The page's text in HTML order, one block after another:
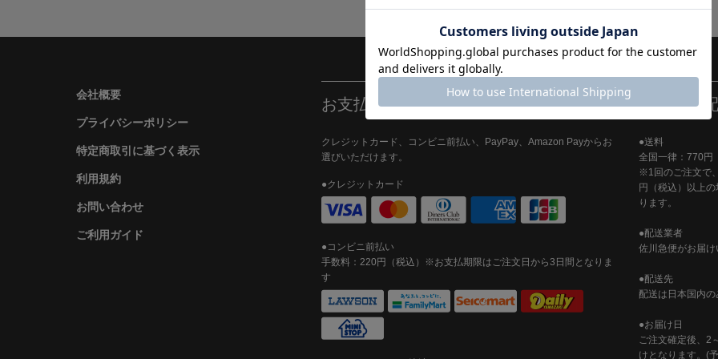
会社概要
プライバシーポリシー
特定商取引に基づく表示
利用規約
お問い合わせ
ご利用ガイド
お支払い方法について
クレジットカード、コンビニ前払い、PayPay、Amazon Payからお
選びいただけます。
●クレジットカード
●コンビニ前払い
手数料：220円（税込）※お支払期限はご注文日から3日間となりま
す
お届け・
●送料
全国一律：770円
※1回のご注文で
円（税込）以上
ります。
●配送業者
佐川急便がお届
●配送先
配送は日本国内
●お届け日
ご注文確定後、2
けとなります。(